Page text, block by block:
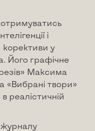
і
корективи у
Його графічне
Максима
«Вибрані твори»
реалістичній